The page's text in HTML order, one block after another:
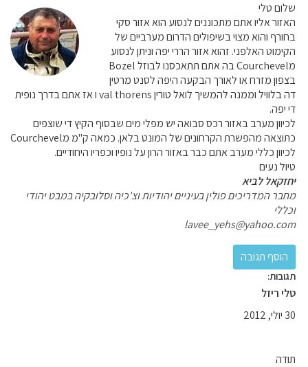
שלום טלי
האזור אליו אתם מתכוננים לנסוע הוא אזור סקי
בחורף והוא מצוי בשיפולים הדרום מערביים של
הקימוט האלפני. זהוא אזור הררי יפה וניתן לנסוע
מCourchevel בה אתם תתאכסנו לבוזל Bozel
בצפון מזרח או לאורך הבקעה היפה לסנט מרטין
דה בלוויל וממנה להמשיך לואל טורין val thorens ו אז אתם בדרך נופית
די יפה.
לכיוון מערב באזור רכס סבואה יש מפלי מים שבסוף הקיץ די שוצפים
כתוצאה מהפשרת הקרחונים של המונט בלאן. כמאה ק"מ מCourchevel
לכיוון כללי מערב אתם כבר באזור הרון על נופיו וכפריו היחודיים.
טיול נעים
יחזקאל לביא
מחבר המדריכים פולין בעיניים יהודיות וצ'כיה וסלובקיה במבט יהודי
וכללי
lavee_yehs@yahoo.com
תגובות:
טלי ריזל
30 יולי, 2012
תודה